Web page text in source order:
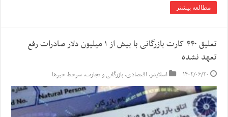
مطالعه بیشتر
تعلیق ۴۴۰ کارت بازرگانی با بیش از ۱ میلیون دلار صادرات رفع
تعهد نشده
۱۴۰۲/۰۶/۲۰ اسلایدر,اقتصادی,بازرگانی و تجارت,سرخط خبرها